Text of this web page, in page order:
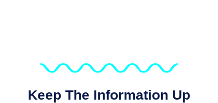
Keep The Information Up